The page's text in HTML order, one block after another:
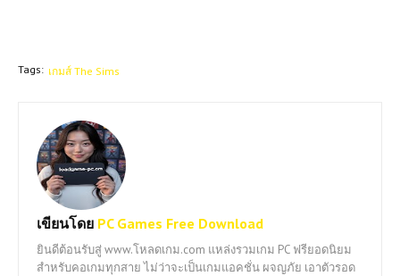
Tags: เกมส์ The Sims
เขียนโดย PC Games Free Download
ยินดีต้อนรับสู่ www.โหลดเกม.com แหล่งรวมเกม PC ฟรียอดนิยม
สำหรับคอเกมทุกสาย ไม่ว่าจะเป็นเกมแอคชั่น ผจญภัย เอาตัวรอด